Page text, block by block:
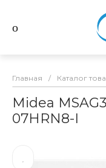
Главная / Каталог
Midea
07HRN8-I